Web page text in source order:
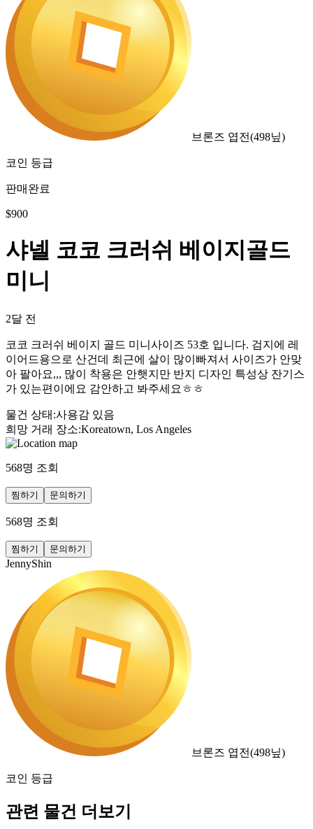
브론즈 엽전(498닢)
코인 등급
판매완료
$900
샤넬 코코 크러쉬 베이지골드
미니
2달 전
코코 크러쉬 베이지 골드 미니사이즈 53호 입니다. 검지에 레
이어드용으로 산건데 최근에 살이 많이빠져서 사이즈가 안맞
아 팔아요,,, 많이 착용은 안햇지만 반지 디자인 특성상 잔기스
가 있는편이에요 감안하고 봐주세요ㅎㅎ
물건 상태 :사용감 있음
희망 거래 장소:Koreatown, Los Angeles
568명 조회
찜하기 문의하기
568명 조회
찜하기 문의하기
JennyShin
브론즈 엽전(498닢)
코인 등급
관련 물건 더보기